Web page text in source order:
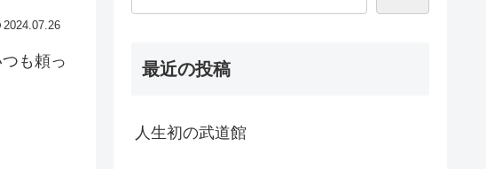
2024.07.26
も頼っ 最近の投稿
人生初の武道館